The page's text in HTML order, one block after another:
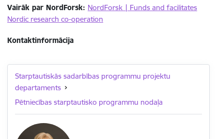
Vairāk par NordForsk: NordForsk | Funds and facilitates
Nordic research co-operation
Kontaktinformācija
Starptautiskās sadarbības programmu projektu
departaments
Pētniecības starptautisko programmu nodaļa